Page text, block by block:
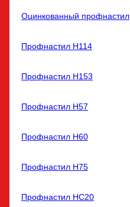
Оцинкованный профнастил
Профнастил Н114
Профнастил Н153
Профнастил Н57
Профнастил Н60
Профнастил Н75
Профнастил НС20